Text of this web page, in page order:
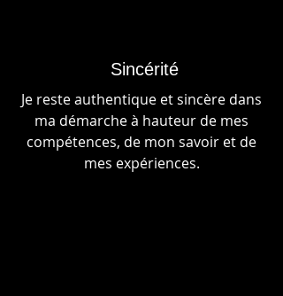
Sincérité
Je reste authentique et sincère dans
ma démarche à hauteur de mes
compétences, de mon savoir et de
mes expériences.